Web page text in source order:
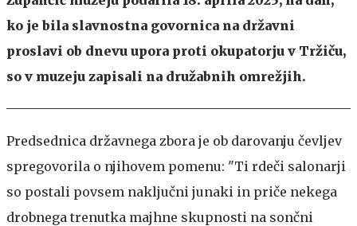
ko je bila slavnostna govornica na državni
proslavi ob dnevu upora proti okupatorju v Tržiču,
so v muzeju zapisali na družabnih omrežjih.
Predsednica državnega zbora je ob darovanju čevljev
spregovorila o njihovem pomenu: "Ti rdeči salonarji
so postali povsem naključni junaki in priče nekega
drobnega trenutka majhne skupnosti na sončni